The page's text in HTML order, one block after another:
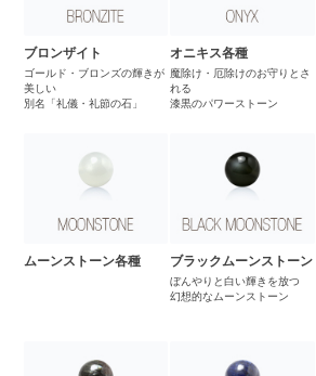
ブロンザイト
ゴールド・ブロンズの輝きが
美しい
別名「礼儀・礼節の石」
オニキス各種
魔除け・厄除けのお守りとさ
れる
漆黒のパワーストーン
ムーンストーン各種 ブラックムーンストーン
ぼんやりと白い輝きを放つ
幻想的なムーンストーン